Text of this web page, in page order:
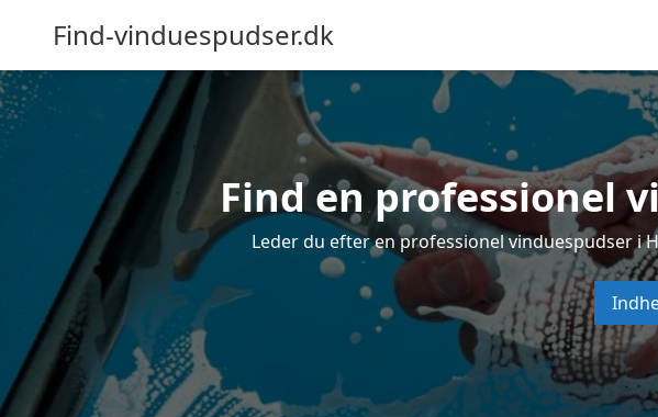
Find-vinduespudser.dk
Find en professionel
Leder du efter en professionel vinduespudser i